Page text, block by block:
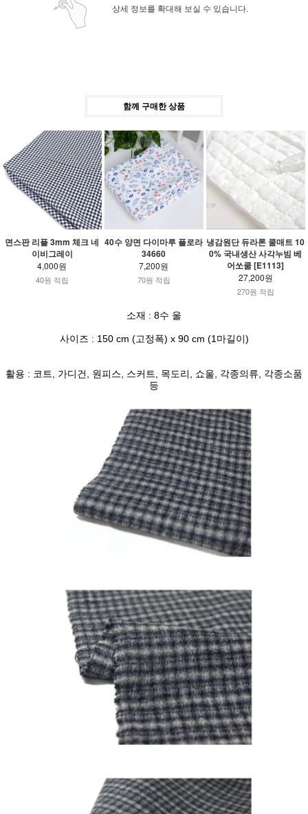
상세 정보를 확대해 보실 수 있습니다.
함께 구매한 상품
면스판 리플 3mm 체크 네
이비그레이
4,000원
40원 적립
40수 양면 다이마루 플로라
34660
7,200원
70원 적립
냉감원단 듀라론 쿨매트 10
0% 국내생산 사각누빔 베
어쏘쿨 [E1113]
27,200원
270원 적립
소재 : 8수 울
사이즈 : 150 cm (고정폭) x 90 cm (1마길이)
활용 : 코트, 가디건, 원피스, 스커트, 목도리, 쇼울, 각종의류, 각종소품
등